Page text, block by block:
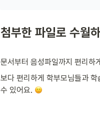
첨부한 파일로 수월
문서부터 음성파일까지 편리하
보다 편리하게 학부모님들과
수 있어요.